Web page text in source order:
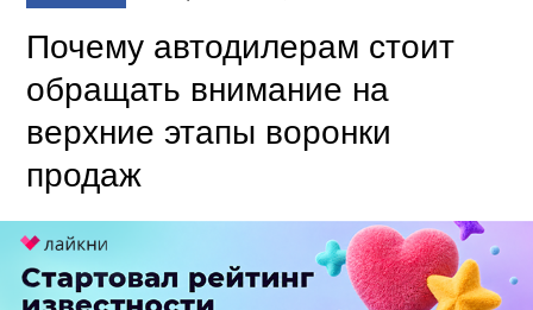
Почему автодилерам стоит
обращать внимание на
верхние этапы воронки
продаж